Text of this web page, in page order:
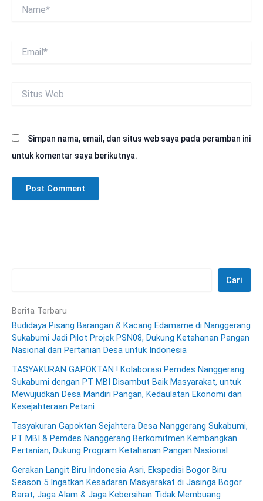
Web
Simpan nama, email, dan situs web saya pada peramban ini
untuk komentar saya berikutnya.
Cari
Berita Terbaru
Budidaya Pisang Barangan & Kacang Edamame di Nanggerang
Sukabumi Jadi Pilot Projek PSN08, Dukung Ketahanan Pangan
Nasional dari Pertanian Desa untuk Indonesia
TASYAKURAN GAPOKTAN ! Kolaborasi Pemdes Nanggerang
Sukabumi dengan PT MBI Disambut Baik Masyarakat, untuk
Mewujudkan Desa Mandiri Pangan, Kedaulatan Ekonomi dan
Kesejahteraan Petani
Tasyakuran Gapoktan Sejahtera Desa Nanggerang Sukabumi,
PT MBI & Pemdes Nanggerang Berkomitmen Kembangkan
Pertanian, Dukung Program Ketahanan Pangan Nasional
Gerakan Langit Biru Indonesia Asri, Ekspedisi Bogor Biru
Season 5 Ingatkan Kesadaran Masyarakat di Jasinga Bogor
Barat, Jaga Alam & Jaga Kebersihan Tidak Membuang